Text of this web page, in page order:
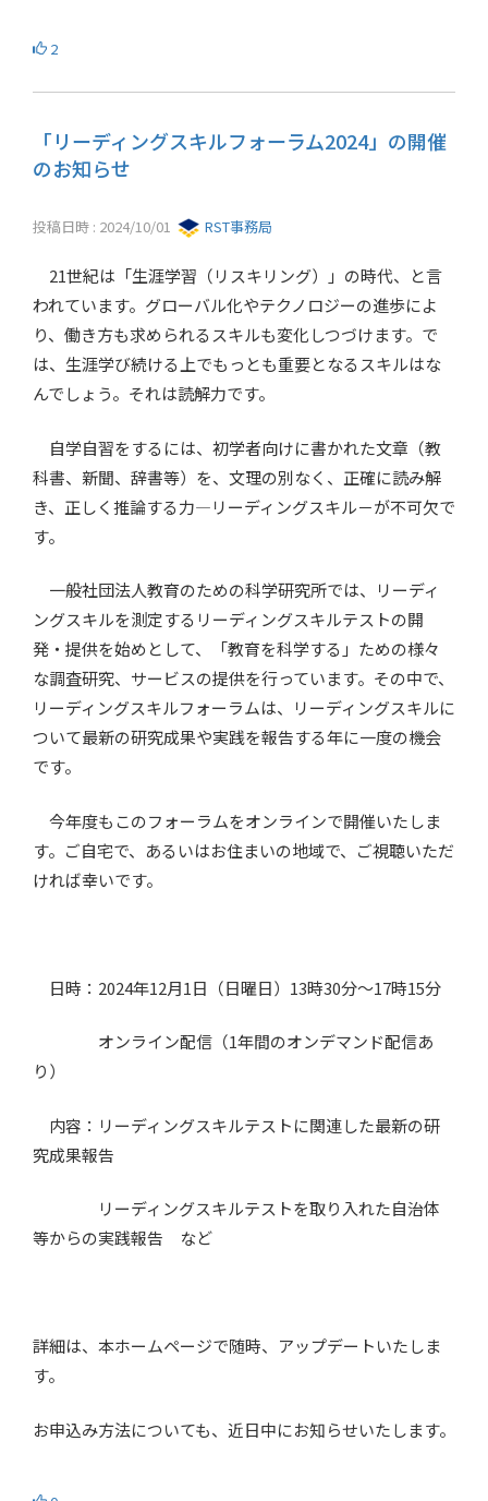
2
「リーディングスキルフォーラム2024」の開催
のお知らせ
投稿日時 : 2024/10/01 RST事務局
21世紀は「生涯学習（リスキリング）」の時代、と言
われています。グローバル化やテクノロジーの進歩によ
り、働き方も求められるスキルも変化しつづけます。で
は、生涯学び続ける上でもっとも重要となるスキルはな
んでしょう。それは読解力です。
自学自習をするには、初学者向けに書かれた文章（教
科書、新聞、辞書等）を、文理の別なく、正確に読み解
き、正しく推論する力―リーディングスキル－が不可欠で
す。
一般社団法人教育のための科学研究所では、リーディ
ングスキルを測定するリーディングスキルテストの開
発・提供を始めとして、「教育を科学する」ための様々
な調査研究、サービスの提供を行っています。その中で、
リーディングスキルフォーラムは、リーディングスキルに
ついて最新の研究成果や実践を報告する年に一度の機会
です。
今年度もこのフォーラムをオンラインで開催いたしま
す。ご自宅で、あるいはお住まいの地域で、ご視聴いただ
ければ幸いです。
日時：2024年12月1日（日曜日）13時30分～17時15分
オンライン配信（1年間のオンデマンド配信あ
り）
内容：リーディングスキルテストに関連した最新の研
究成果報告
リーディングスキルテストを取り入れた自治体
等からの実践報告 など
詳細は、本ホームページで随時、アップデートいたしま
す。
お申込み方法についても、近日中にお知らせいたします。